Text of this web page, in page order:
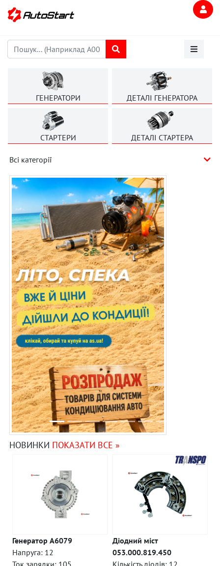
ГЕНЕРАТОРИ ДЕТАЛІ ГЕНЕРАТОРА
СТАРТЕРИ ДЕТАЛІ СТАРТЕРА
Всі категорії
НОВИНКИ ПОКАЗАТИ ВСЕ »
Генератор A6079
Напруга: 12
Діодний міст
053.000.819.450